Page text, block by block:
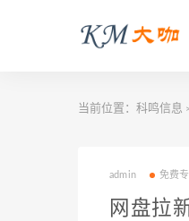
当前位置： 科鸣信息 >
admin 免费
网盘拉